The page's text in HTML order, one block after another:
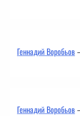
Геннадий Воробьов
Геннадий Воробьов